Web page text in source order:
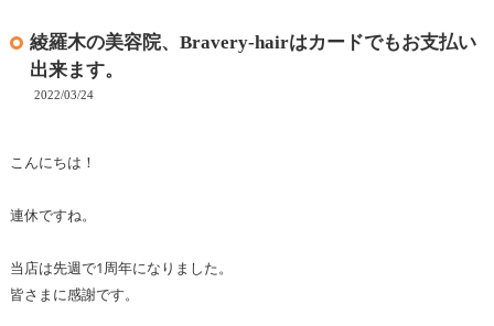
綾羅木の美容院、Bravery-hairはカードでもお支払い
出来ます。
2022/03/24
こんにちは！
連休ですね。
当店は先週で1周年になりました。
皆さまに感謝です。